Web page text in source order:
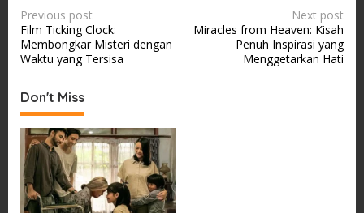
P
o
s
n
a
v
i
g
Previous post
Film Ticking Clock:
Membongkar Misteri dengan
Waktu yang Tersisa
Next post
Miracles from Heaven: Kisah
Penuh Inspirasi yang
Menggetarkan Hati
Don't Miss